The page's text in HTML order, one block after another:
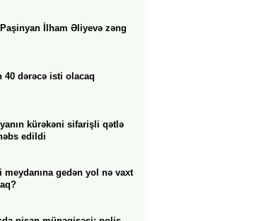
İlham Əliyevə zəng
40 dərəcə isti olacaq
kürəkəni sifarişli qətlə
edildi
meydanına gedən yol nə vaxt